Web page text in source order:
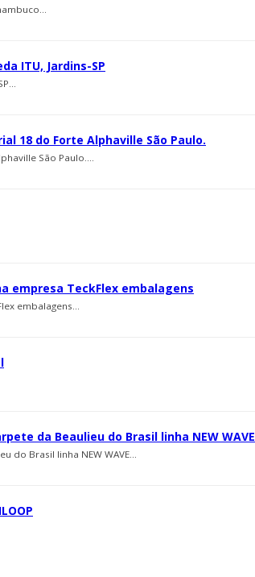
ITU, Jardins-SP
18 do Forte Alphaville São Paulo.
São Paulo....
empresa TeckFlex embalagens
embalagens...
da Beaulieu do Brasil linha NEW WAVE
do Brasil linha NEW WAVE...